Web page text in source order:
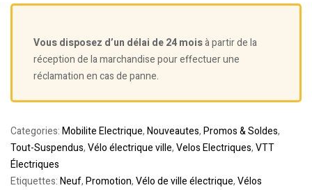
Vous disposez d’un délai de 24 moisà partir de la
réception de la marchandise pour effectuer une
réclamation en cas de panne.
Categories:Mobilite Electrique,Nouveautes,Promos & Soldes,
Tout-Suspendus,Vélo électrique ville,Velos Electriques,VTT
Électriques
Etiquettes:Neuf,Promotion,Vélo de ville électrique,Vélos